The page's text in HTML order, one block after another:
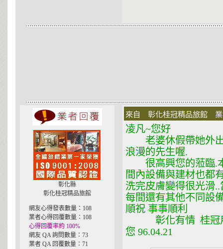
彰化縣
彰化桂冠精品旅館
網友心得發表數量：108
業者心得回覆數量：108
心得回覆率約 100%
網友 QA 詢問數量：73
業者 QA 回覆數量：71
來自 彰化桂冠精品旅館
凌凡~您好
老婆休假帶她外出
浪漫的先生喔.
很高興您的蒞臨.本
間內設備與建材也都
洗完皮膚變得很光滑
每間還有其他不同設
順祝 事事順利
彰化有情 桂冠用
您 96.04.21